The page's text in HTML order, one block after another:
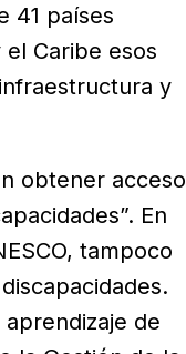
41 países
Caribe esos
y
obtener acceso
En
tampoco
de